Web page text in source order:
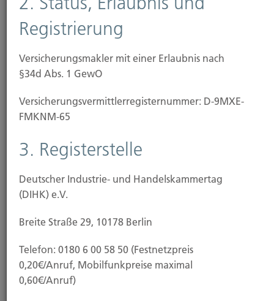
Altersvorsorgerisiken sind bei uns in guten
Händen.
Das Unternehmen
Registrierung
Versicherungsmakler mit einer Erlaubnis nach
§34d Abs. 1 GewO
Versicherungs­vermittler­registernummer: D-9MXE-
FMKNM-65
3. Registerstelle
Deutscher Industrie- und Handelskammertag
(DIHK) e.V.
Breite Straße 29, 10178 Berlin
Telefon: 0180 6 00 58 50 (Festnetzpreis
0,20€/Anruf, Mobilfunkpreise maximal
0,60€/Anruf)